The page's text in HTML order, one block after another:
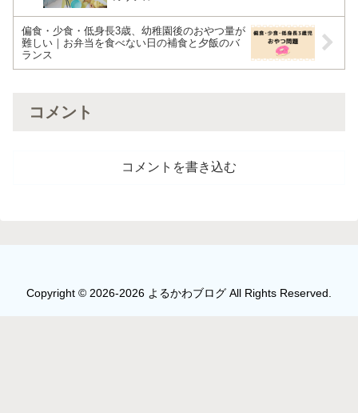
偏食・少食・低身長3歳、幼稚園後のおやつ量が
難しい｜お弁当を食べない日の補食と夕飯のバ
ランス
コメント
コメントを書き込む
Copyright © 2026-2026 よるかわブログ All Rights Reserved.